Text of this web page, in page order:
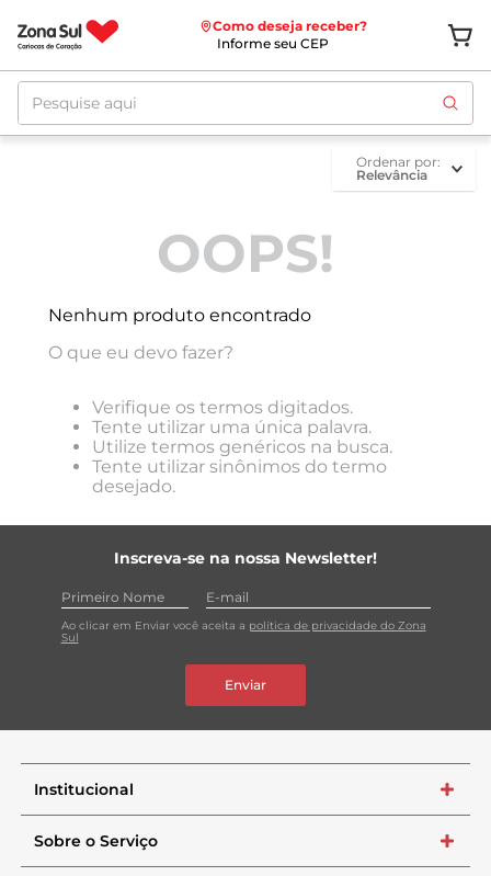
Como deseja receber?
Informe seu CEP
Pesquise aqui
ordenar por
Relevância
OOPS!
Nenhum produto encontrado
O que eu devo fazer?
Verifique os termos digitados.
Tente utilizar uma única palavra.
Utilize termos genéricos na busca.
Tente utilizar sinônimos do termo
desejado.
Inscreva-se na nossa Newsletter!
Ao clicar em Enviar você aceita a política de privacidade do Zona
Sul
Enviar
Institucional +
Sobre o Serviço +